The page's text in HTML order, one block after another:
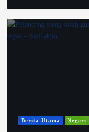
Berita Utama Negeri